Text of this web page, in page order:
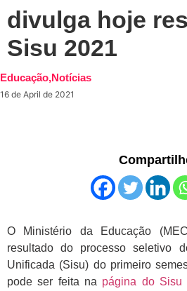
divulga hoje
Sisu 2021
Educação,Notícias
16 de April de 2021
O Ministério da Educação
resultado do processo seletivo
Unificada (Sisu) do primeiro
pode ser feita na página do Sisu